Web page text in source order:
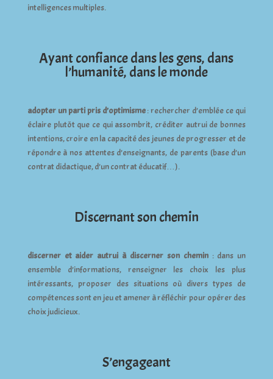
intelligences multiples.
Ayant confiance dans les gens, dans
l’humanité, dans le monde
adopter un parti pris d’optimisme: rechercher d’emblée ce qui
éclaire plutôt que ce qui assombrit, créditer autrui de bonnes
intentions, croire en la capacité des jeunes de progresser et de
répondre à nos attentes d’enseignants, de parents (base d’un
contrat didactique, d’un contrat éducatif…).
Discernant son chemin
discerner et aider autrui à discerner son chemin : dans un
ensemble d’informations, renseigner les choix les plus
intéressants, proposer des situations où divers types de
compétences sont en jeu et amener à réfléchir pour opérer des
choix judicieux.
S’engageant